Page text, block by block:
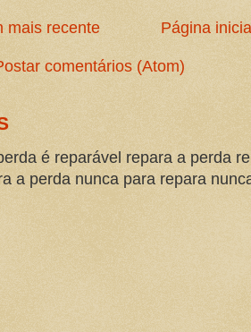
mais recente Página
comentários (Atom)
é reparável repara a perda
a perda nunca para repara